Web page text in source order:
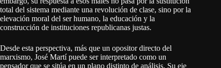
total del sistema mediante una revolución de clase, sino por la
elevación moral del ser humano, la educación y la
construcción de instituciones republicanas justas.
Desde esta perspectiva, más que un opositor directo del
marxismo, José Martí puede ser interpretado como un
pensador que se sitúa en un plano distinto de análisis. Su eje